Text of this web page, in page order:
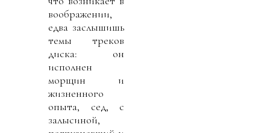
воображении,
едва заслышишь
темы треков
диска: он
исполнен
морщин и
жизненного
опыта, сед, с
залысиной,